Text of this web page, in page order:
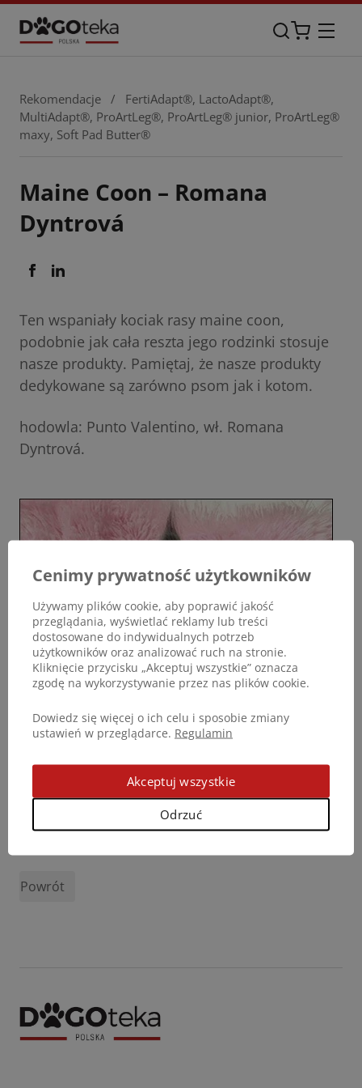
Rekomendacje / FertiAdapt®, LactoAdapt®,
MultiAdapt®, ProArtLeg®, ProArtLeg® junior, ProArtLeg®
maxy, Soft Pad Butter®
Maine Coon – Romana
Dyntrová
Ten wspaniały kociak rasy maine coon,
podobnie jak cała reszta jego rodzinki stosuje
nasze produkty. Pamiętaj, że nasze produkty
dedykowane są zarówno psom jak i kotom.
hodowla: Punto Valentino, wł. Romana
Dyntrová.
Podziel się opinią
Powrót
Cenimy prywatność użytkowników
Używamy plików cookie, aby poprawić jakość
przeglądania, wyświetlać reklamy lub treści
dostosowane do indywidualnych potrzeb
użytkowników oraz analizować ruch na stronie.
Kliknięcie przycisku „Akceptuj wszystkie” oznacza
zgodę na wykorzystywanie przez nas plików cookie.
Dowiedz się więcej o ich celu i sposobie zmiany
ustawień w przeglądarce. Regulamin
Odrzuć
Akceptuj wszystkie